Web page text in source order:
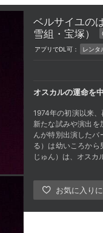
ベルサイユの
雪組・宝塚）
アプリでDL可： レンタ
オスカルの運命を
1974年の初演以来
新たな試みや演出
んが特別出演した
る）は幼いころか
じゅん）は、オスカ